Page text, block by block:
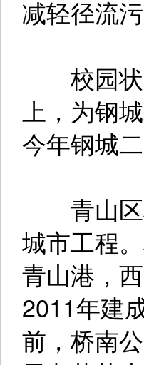
减轻径流
校园状
上，为钢
今年钢城
青山区
城市工程
青山港，
2011年建
前，桥南